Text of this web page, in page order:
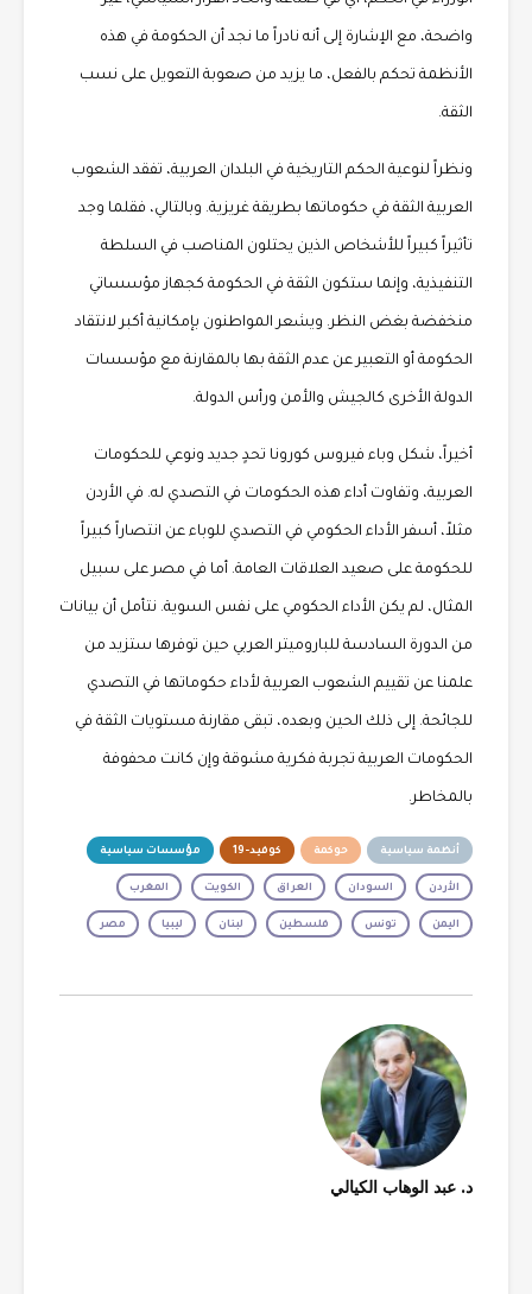
واضحة، مع الإشارة إلى أنه نادراً ما نجد أن الحكومة في هذه
الأنظمة تحكم بالفعل، ما يزيد من صعوبة التعويل على نسب
الثقة.
ونظراً لنوعية الحكم التاريخية في البلدان العربية، تفقد الشعوب
العربية الثقة في حكوماتها بطريقة غريزية. وبالتالي، فقلما وجد
تأثيراً كبيراً للأشخاص الذين يحتلون المناصب في السلطة
التنفيذية، وإنما ستكون الثقة في الحكومة كجهاز مؤسساتي
منخفضة بغض النظر. ويشعر المواطنون بإمكانية أكبر لانتقاد
الحكومة أو التعبير عن عدم الثقة بها بالمقارنة مع مؤسسات
الدولة الأخرى كالجيش والأمن ورأس الدولة.
أخيراً، شكل وباء فيروس كورونا تحدٍ جديد ونوعي للحكومات
العربية، وتفاوت أداء هذه الحكومات في التصدي له. في الأردن
مثلاً، أسفر الأداء الحكومي في التصدي للوباء عن انتصاراً كبيراً
للحكومة على صعيد العلاقات العامة. أما في مصر على سبيل
المثال، لم يكن الأداء الحكومي على نفس السوية. نتأمل أن بيانات
من الدورة السادسة للباروميتر العربي حين توفرها ستزيد من
علمنا عن تقييم الشعوب العربية لأداء حكوماتها في التصدي
للجائحة. إلى ذلك الحين وبعده، تبقى مقارنة مستويات الثقة في
الحكومات العربية تجربة فكرية مشوقة وإن كانت محفوفة
بالمخاطر.
أنظمة سياسية حوكمة كوفيد-19 مؤسسات سياسية
الأردن السودان العراق الكويت المغرب
اليمن تونس فلسطين لبنان ليبيا مصر
د. عبد الوهاب الكيالي